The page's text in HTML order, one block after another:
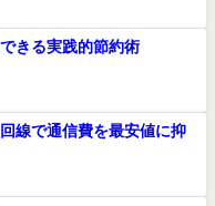
きる実践的節約術
線で通信費を最安値に抑